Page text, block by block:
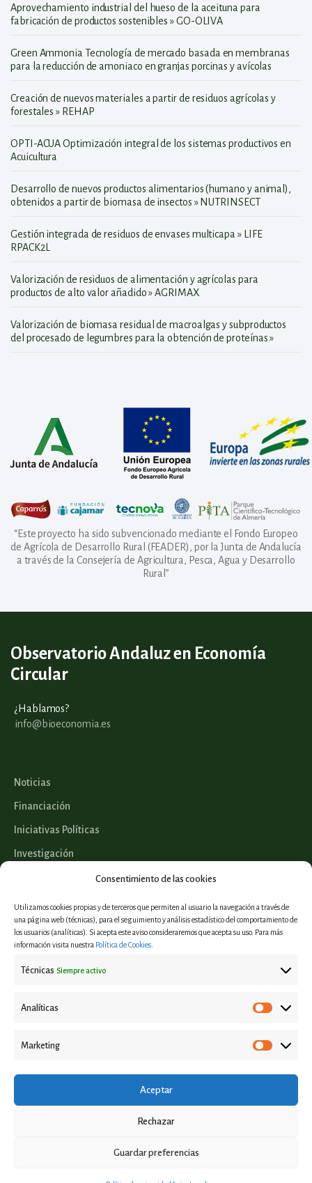
Consentimiento de las cookies
Utilizamos cookies propias y de terceros que permiten al usuario la navegación a través de
una página web (técnicas), para el seguimiento y análisis estadístico del comportamiento de
los usuarios (analíticas). Si acepta este aviso consideraremos que acepta su uso. Para más
información visita nuestra Política de Cookies
Técnicas Siempre activo
Analíticas
Marketing
Aceptar
Rechazar
Guardar preferencias
Aprovechamiento industrial del hueso de la aceituna para
fabricación de productos sostenibles » GO-OLIVA
Green Ammonia Tecnología de mercado basada en membranas
para la reducción de amoniaco en granjas porcinas y avícolas
Creación de nuevos materiales a partir de residuos agrícolas y
forestales » REHAP
OPTI-ACUA Optimización integral de los sistemas productivos en
Acuicultura
Desarrollo de nuevos productos alimentarios (humano y animal),
obtenidos a partir de biomasa de insectos » NUTRINSECT
Gestión integrada de residuos de envases multicapa » LIFE
RPACK2L
Valorización de residuos de alimentación y agrícolas para
productos de alto valor añadido » AGRIMAX
Valorización de biomasa residual de macroalgas y subproductos
del procesado de legumbres para la obtención de proteínas »
“Este proyecto ha sido subvencionado mediante el Fondo Europeo
de Agrícola de Desarrollo Rural (FEADER), por la Junta de Andalucía
a través de la Consejería de Agricultura, Pesca, Agua y Desarrollo
Rural”
Observatorio Andaluz en Economía
Circular
¿Hablamos?
info@bioeconomia.es
Noticias
Financiación
Iniciativas Políticas
Investigación
Proyectos
Eventos